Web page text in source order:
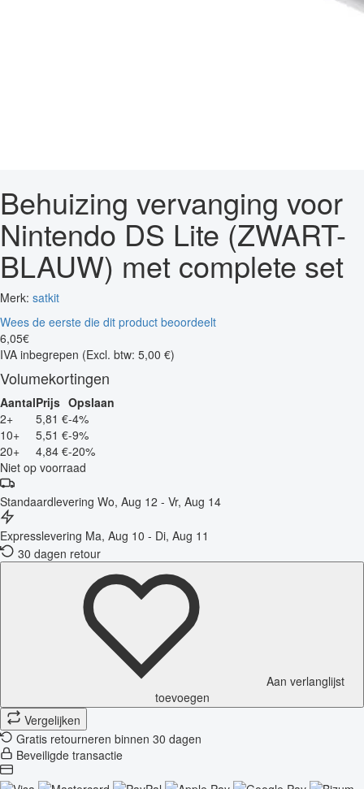
Behuizing vervanging voor
Nintendo DS Lite (ZWART-
BLAUW) met complete set
Merk: satkit
Wees de eerste die dit product beoordeelt
6,05€
IVA inbegrepen (Excl. btw: 5,00 €)
Volumekortingen
AantalPrijs Opslaan
2+
5,81 €-4%
10+
5,51 €-9%
20+
4,84 €-20%
Niet op voorraad
Standaardlevering Wo, Aug 12 - Vr, Aug 14
Expresslevering Ma, Aug 10 - Di, Aug 11
30 dagen retour
Aan verlanglijst
toevoegen
Vergelijken
Gratis retourneren binnen 30 dagen
Beveiligde transactie